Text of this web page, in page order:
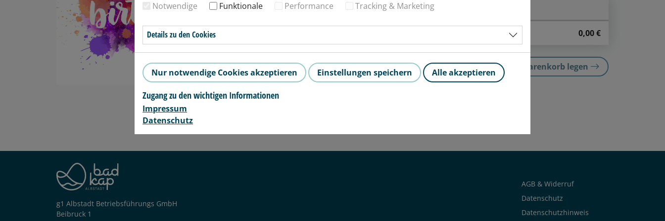
Bitte wählen Sie Ihre Artikel
0,00€
In den Warenkorb legen
g1 Albstadt Betriebsführungs GmbH
Beibruck 1
AGB & Widerruf
Datenschutz
Datenschutzhinweis
Notwendige
Funktionale Performance Tracking & Marketing
Details zu den Cookies
Nur notwendige Cookies akzeptieren Einstellungen speichern Alle akzeptieren
Zugang zu den wichtigen Informationen
Impressum
Datenschutz